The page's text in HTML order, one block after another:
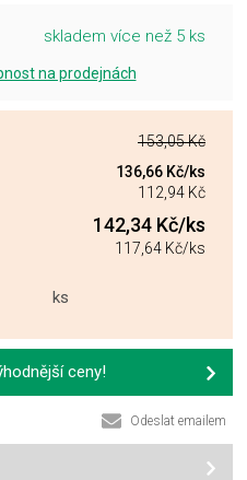
skladem více než 5 ks
na prodejnách
153,05 Kč
136,66 Kč/ks
112,94 Kč
142,34 Kč/ks
117,64 Kč/ks
ks
ceny!
Odeslat emailem